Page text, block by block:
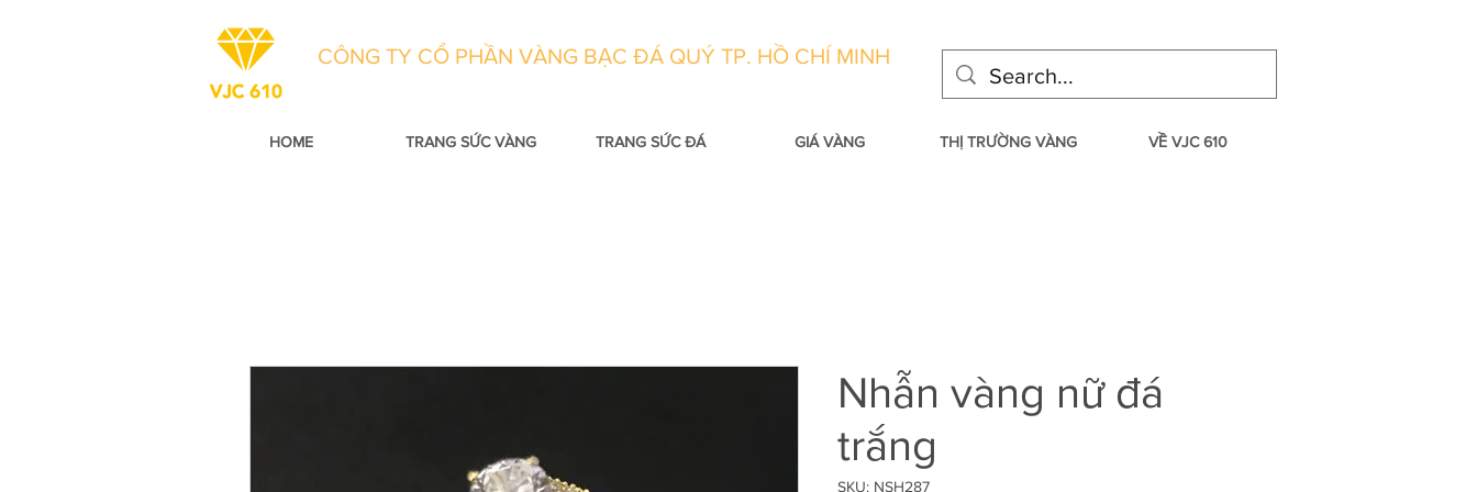
CÔNG TY CỔ PHẦN VÀNG BẠC ĐÁ QUÝ TP. HỒ CHÍ MINH
HOME TRANG SỨC VÀNG TRANG SỨC ĐÁ GIÁ VÀNG THỊ TRƯỜNG VÀNG VỀ VJC 610
Nhẫn vàng nữ đá
trắng
SKU: NSH287